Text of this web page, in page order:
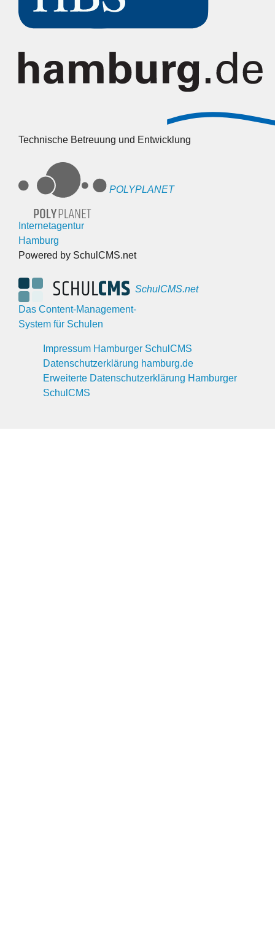
Technische Betreuung und Entwicklung
POLYPLANET
Internetagentur
Hamburg
Powered by SchulCMS.net
SchulCMS.net
Das Content-Management-
System für Schulen
Impressum Hamburger SchulCMS
Datenschutzerklärung hamburg.de
Erweiterte Datenschutzerklärung Hamburger
SchulCMS